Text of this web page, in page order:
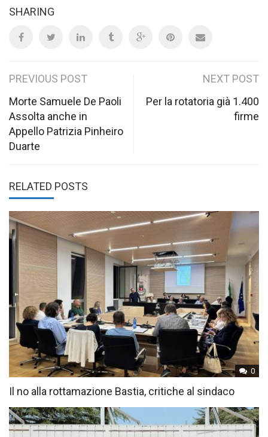
SHARING
Post
navigation
PREVIOUS POST
Morte Samuele De Paoli
Assolta anche in
Appello Patrizia Pinheiro
Duarte
NEXT POST
Per la rotatoria già 1.400
firme
RELATED POSTS
0
Il no alla rottamazione Bastia, critiche al sindaco